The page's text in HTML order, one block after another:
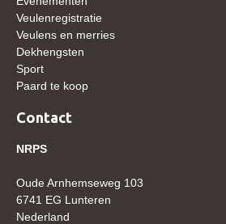
Informatie Hengstenkeuring
ZADEL 2026
Verrichtingsonderzoek NRPS
Verrichtingsonderzoek 2022-2023
Veulenregistratie
Veulens en merries
Dekhengsten
Sport
Paard te koop
Contact
NRPS
Oude Arnhemseweg 103
6741 EG Lunteren
Nederland